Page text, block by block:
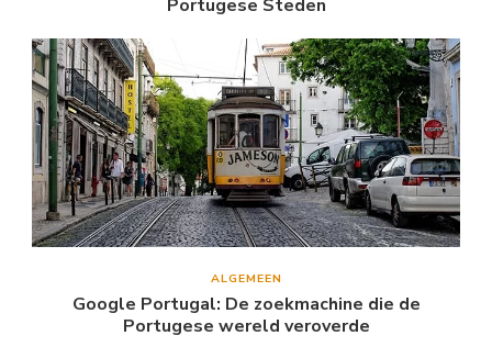
Portugese Steden
ALGEMEEN
Google Portugal: De zoekmachine die de
Portugese wereld veroverde